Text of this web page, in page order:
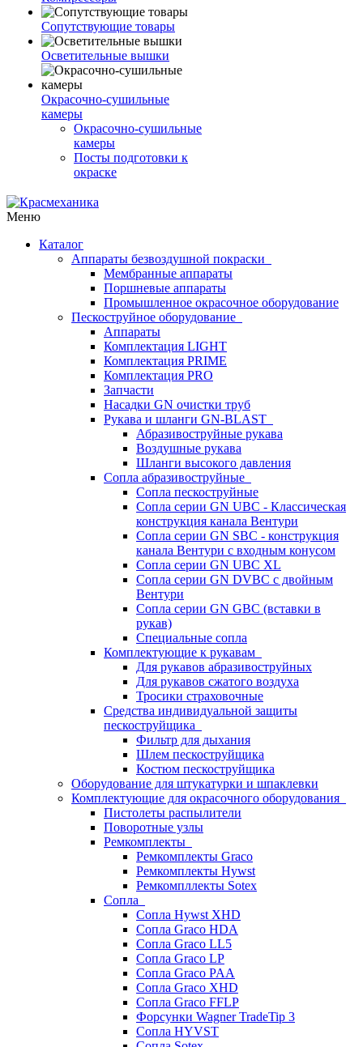
Сопутствующие товары
Осветительные вышки
Окрасочно-сушильные
камеры
Окрасочно-сушильные
камеры
Посты подготовки к
окраске
Меню
Каталог
Аппараты безвоздушной покраски
Мембранные аппараты
Поршневые аппараты
Промышленное окрасочное оборудование
Пескоструйное оборудование
Аппараты
Комплектация LIGHT
Комплектация PRIME
Комплектация PRO
Запчасти
Насадки GN очистки труб
Рукава и шланги GN-BLAST
Абразивоструйные рукава
Воздушные рукава
Шланги высокого давления
Сопла абразивоструйные
Сопла пескоструйные
Сопла серии GN UBC - Классическая
конструкция канала Вентури
Сопла серии GN SBC - конструкция
канала Вентури c входным конусом
Сопла серии GN UBC XL
Сопла серии GN DVBC с двойным
Вентури
Сопла серии GN GBC (вставки в
рукав)
Специальные сопла
Комплектующие к рукавам
Для рукавов абразивоструйных
Для рукавов сжатого воздуха
Тросики страховочные
Средства индивидуальной защиты
пескоструйщика
Фильтр для дыхания
Шлем пескоструйщика
Костюм пескоструйщика
Оборудование для штукатурки и шпаклевки
Комплектующие для окрасочного оборудования
Пистолеты распылители
Поворотные узлы
Ремкомплекты
Ремкомплекты Graco
Ремкомплекты Hywst
Ремкомпллекты Sotex
Сопла
Сопла Hywst XHD
Сопла Graco HDA
Сопла Graco LL5
Сопла Graco LP
Сопла Graco PAA
Сопла Graco XHD
Сопла Graco FFLP
Форсунки Wagner TradeTip 3
Сопла HYVST